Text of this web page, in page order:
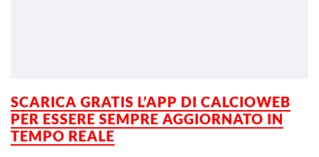
SCARICA GRATIS L’APP DI CALCIOWEB
PER ESSERE SEMPRE AGGIORNATO IN
TEMPO REALE